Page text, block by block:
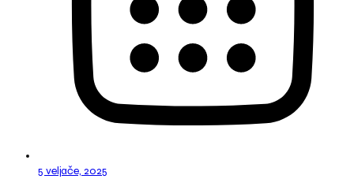
5 veljače, 2025